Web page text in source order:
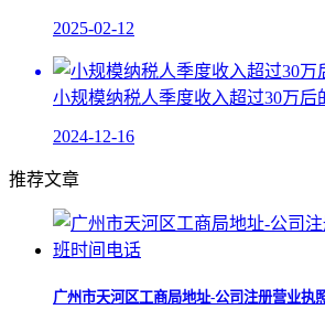
2025-02-12
小规模纳税人季度收入超过30万后
2024-12-16
推荐文章
广州市天河区工商局地址-公司注册营业执